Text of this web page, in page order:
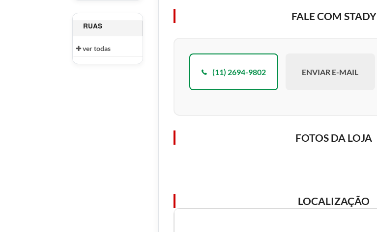
RUAS
ver todas
FALE COM STADY
(11) 2694-9802 ENVIAR E-MAIL
FOTOS DA LOJA
LOCALIZAÇÃO